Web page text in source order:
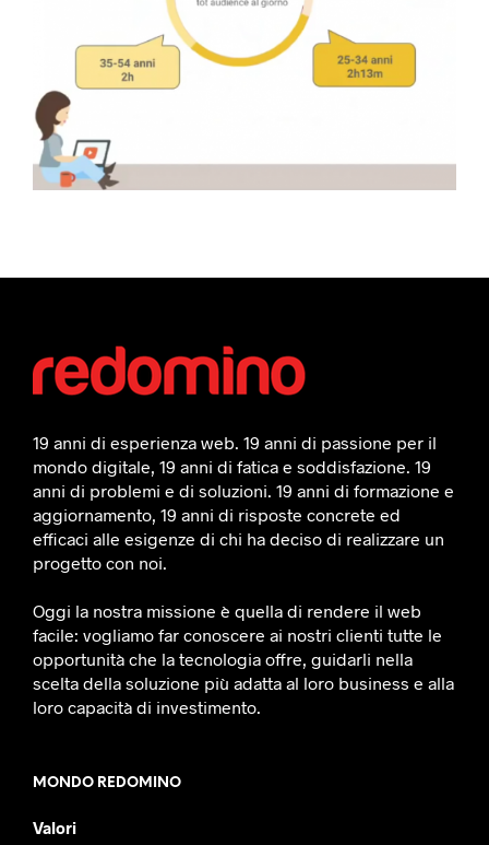
19 anni di esperienza web. 19 anni di passione per il
mondo digitale, 19 anni di fatica e soddisfazione. 19
anni di problemi e di soluzioni. 19 anni di formazione e
aggiornamento, 19 anni di risposte concrete ed
efficaci alle esigenze di chi ha deciso di realizzare un
progetto con noi.
Oggi la nostra missione è quella di rendere il web
facile: vogliamo far conoscere ai nostri clienti tutte le
opportunità che la tecnologia offre, guidarli nella
scelta della soluzione più adatta al loro business e alla
loro capacità di investimento.
MONDO REDOMINO
Valori